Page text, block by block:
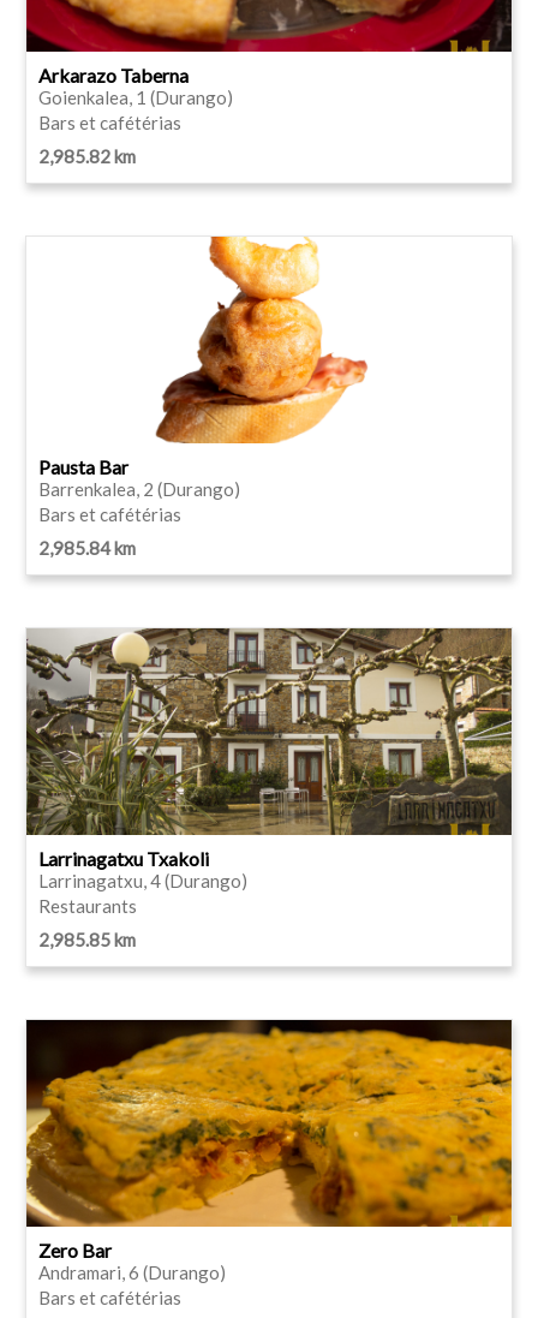
Arkarazo Taberna
Goienkalea, 1 (Durango)
Bars et cafétérias
2,985.82 km
Pausta Bar
Barrenkalea, 2 (Durango)
Bars et cafétérias
2,985.84 km
Larrinagatxu Txakoli
Larrinagatxu, 4 (Durango)
Restaurants
2,985.85 km
Zero Bar
Andramari, 6 (Durango)
Bars et cafétérias